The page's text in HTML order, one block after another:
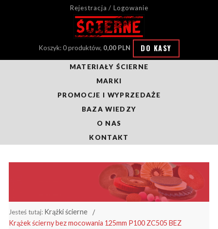
Rejestracja / Logowanie
Koszyk: 0 produktów, 0,00 PLN DO KASY
MATERIAŁY ŚCIERNE
MARKI
PROMOCJE I WYPRZEDAŻE
BAZA WIEDZY
O NAS
KONTAKT
Jesteś tutaj: Krążki ścierne
Krążek ścierny bez mocowania 125mm P100 ZC505 BEZ